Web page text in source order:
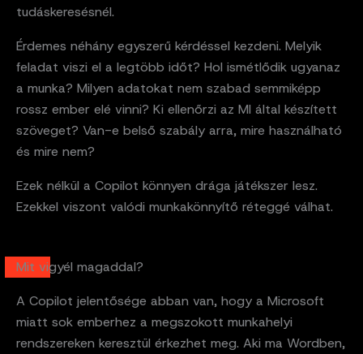
tudáskeresésnél.
Érdemes néhány egyszerű kérdéssel kezdeni. Melyik
feladat viszi el a legtöbb időt? Hol ismétlődik ugyanaz
a munka? Milyen adatokat nem szabad semmiképp
rossz ember elé vinni? Ki ellenőrzi az MI által készített
szöveget? Van-e belső szabály arra, mire használható
és mire nem?
Ezek nélkül a Copilot könnyen drága játékszer lesz.
Ezekkel viszont valódi munkakönnyítő réteggé válhat.
Mit vigyél magaddal?
A Copilot jelentősége abban van, hogy a Microsoft
miatt sok emberhez a megszokott munkahelyi
rendszereken keresztül érkezhet meg. Aki ma Wordben,